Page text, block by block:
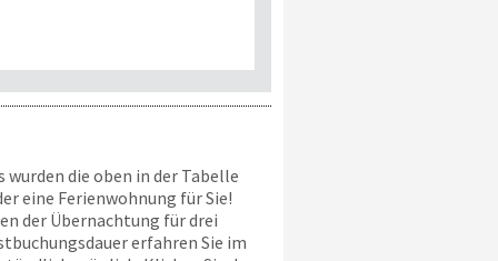
die oben in der Tabelle
eine Ferienwohnung für Sie!
der Übernachtung für drei
erfahren Sie im